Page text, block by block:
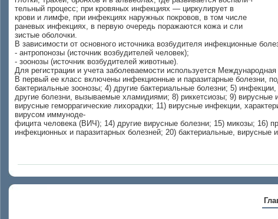
тельный процесс; при кровяных инфекциях — циркулирует в
крови и лимфе, при инфекциях наружных покровов, в том числе
раневых инфекциях, в первую очередь поражаются кожа и сли
зистые оболочки.
В зависимости от основного источника возбудителя инфекционные
- антропонозы (источник возбудителей человек);
- зоонозы (источник возбудителей животные).
Для регистрации и учета заболеваемости используется
В первый ее класс включены инфекционные и паразитарные болезни,
бактериальные зоонозы; 4) другие бактериальные болезни; 5)
другие болезни, вызываемые хламидиями; 8) риккетсиозы; 9)
вирусные геморрагические лихорадки; 11) вирусные инфекции,
вирусом иммуноде-
фицита человека (ВИЧ); 14) другие вирусные болезни; 15) микозы; 16)
инфекционных и паразитарных болезней; 20) бактериальные,